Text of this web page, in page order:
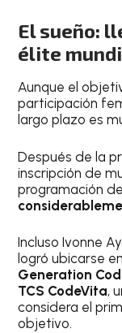
El sueño:
élite
Aunque el
participación
largo plazo es
Después de la
inscripción de
programación de
Incluso Ivonne
logró ubicarse
Generation
TCS CodeVita,
considera el
objetivo.